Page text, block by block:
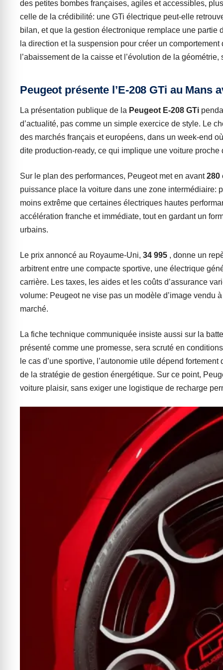
des petites bombes françaises, agiles et accessibles,
celle de la crédibilité: une GTi électrique peut-elle
bilan, et que la gestion électronique remplace une
la direction et la suspension pour créer un
l’abaissement de la caisse et l’évolution de la
Peugeot présente l’E-208 GTi au Mans
La présentation publique de la Peugeot E-208 GTi
d’actualité, pas comme un simple exercice de style. Le
des marchés français et européens, dans un week-end
dite production-ready, ce qui implique une voiture
Sur le plan des performances, Peugeot met en avant280
puissance place la voiture dans une zone intermédiaire:
moins extrême que certaines électriques hautes
accélération franche et immédiate, tout en gardant un
urbains.
Le prix annoncé au Royaume-Uni, 34 995 , donne un
arbitrent entre une compacte sportive, une électrique
carrière. Les taxes, les aides et les coûts d’assurance
volume: Peugeot ne vise pas un modèle d’image vendu
marché.
La fiche technique communiquée insiste aussi sur la
présenté comme une promesse, sera scruté en
le cas d’une sportive, l’autonomie utile dépend
de la stratégie de gestion énergétique. Sur ce point,
voiture plaisir, sans exiger une logistique de recharge